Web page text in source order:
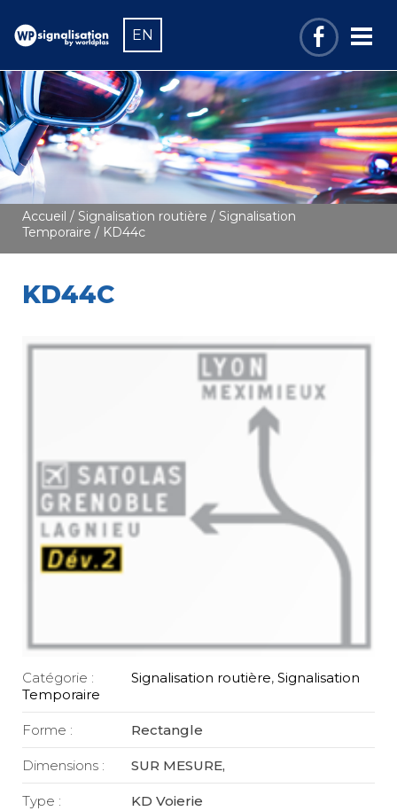
EN
Accueil / Signalisation routière / Signalisation
Temporaire / KD44c
KD44C
Catégorie : Signalisation routière,Signalisation
Temporaire
Forme : Rectangle
Dimensions : SUR MESURE,
Type : KD Voierie